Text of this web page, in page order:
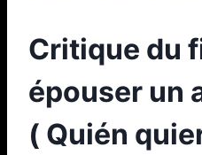
Critique du
épouser un
( Quién